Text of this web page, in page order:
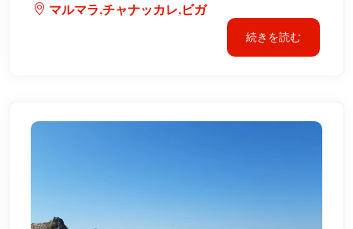
マルマラ,チャナッカレ,ビガ
続きを読む